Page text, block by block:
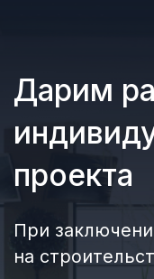
Строительство
общественных
СМОТРЕТЬ ПОДРОБНЕЕ